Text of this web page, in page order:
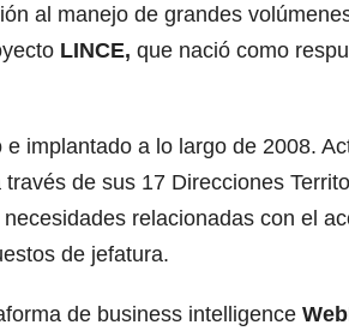
al manejo de grandes
LINCE, que nació como
implantado a lo largo de 2008.
de sus 17 Direcciones
relacionadas con el
de jefatura.
de business intelligence